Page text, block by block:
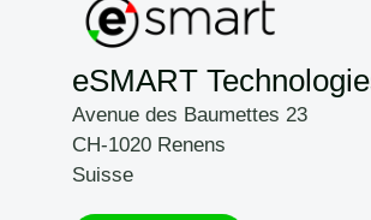
eSMART
Avenue des Baumettes 23
CH-1020 Renens
Suisse